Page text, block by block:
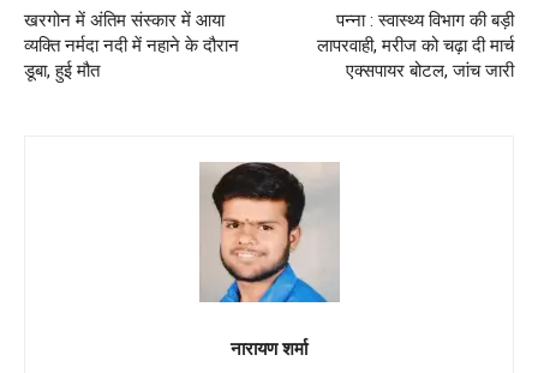
खरगोन में अंतिम संस्कार में आया
व्यक्ति नर्मदा नदी में नहाने के दौरान
डूबा, हुई मौत
पन्ना : स्वास्थ्य विभाग की बड़ी
लापरवाही, मरीज को चढ़ा दी मार्च
एक्सपायर बोटल, जांच जारी
नारायण शर्मा